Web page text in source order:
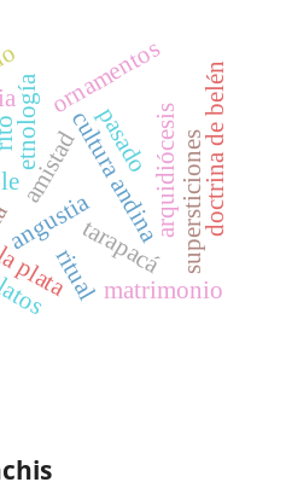
etnología
amistadcultura andina
angustia
ornamentos
arquidiócesis
plata tarapacásupersticiones
matrimonio
doctrina de belén
pasado
ritual